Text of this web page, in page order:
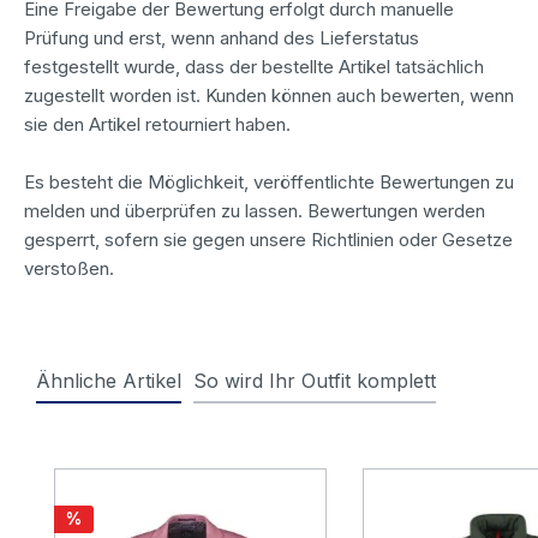
Eine Freigabe der Bewertung erfolgt durch manuelle
Prüfung und erst, wenn anhand des Lieferstatus
festgestellt wurde, dass der bestellte Artikel tatsächlich
zugestellt worden ist. Kunden können auch bewerten, wenn
sie den Artikel retourniert haben.
Es besteht die Möglichkeit, veröffentlichte Bewertungen zu
melden und überprüfen zu lassen. Bewertungen werden
gesperrt, sofern sie gegen unsere Richtlinien oder Gesetze
verstoßen.
Ähnliche Artikel So wird Ihr Outfit komplett
Rabatt
%